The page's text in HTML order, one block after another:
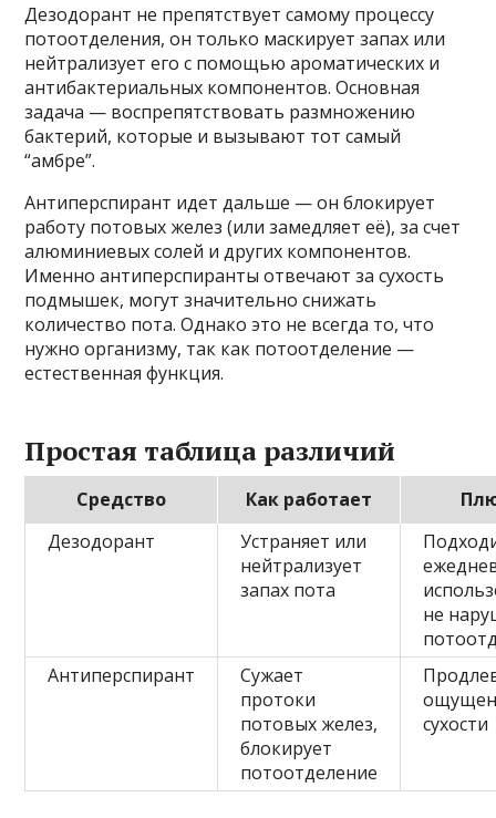
Дезодорант не препятствует самому процессу
потоотделения, он только маскирует запах или
нейтрализует его с помощью ароматических и
антибактериальных компонентов. Основная
задача — воспрепятствовать размножению
бактерий, которые и вызывают тот самый
“амбре”.
Антиперспирант идет дальше — он блокирует
работу потовых желез (или замедляет её), за счет
алюминиевых солей и других компонентов.
Именно антиперспиранты отвечают за сухость
подмышек, могут значительно снижать
количество пота. Однако это не всегда то, что
нужно организму, так как потоотделение —
естественная функция.
Простая таблица различий
Средство Как работает
Дезодорант
Устраняет или
нейтрализует
запах пота
не
Антиперспирант
Сужает
протоки
потовых желез,
блокирует
потоотделение
сухости